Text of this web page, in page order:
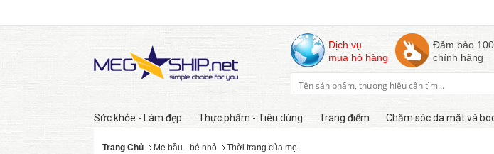
Dịch vụ
mua hộ hàng
Đảm bảo
chính hãng
Sức khỏe - Làm đẹp Thực phẩm - Tiêu dùng Trang điểm Chăm sóc da mặt và
Trang Chủ Mẹ bầu - bé nhỏ Thời trang của mẹ